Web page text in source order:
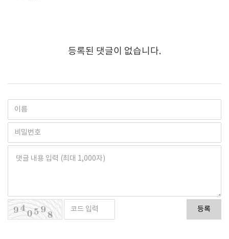
등록된 댓글이 없습니다.
등록